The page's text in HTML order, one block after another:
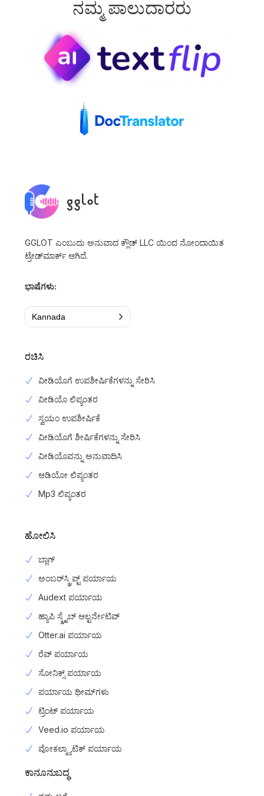
ನಮ್ಮ ಪಾಲುದಾರರು
GGLOT ಎಂಬುದು ಅನುವಾದ ಕ್ಲೌಡ್ LLC ಯಿಂದ ನೋಂದಾಯಿತ
ಟ್ರೇಡ್‌ಮಾರ್ಕ್ ಆಗಿದೆ.
ಭಾಷೆಗಳು:
Kannada
ರಚಿಸಿ
ವೀಡಿಯೊಗೆ ಉಪಶೀರ್ಷಿಕೆಗಳನ್ನು ಸೇರಿಸಿ
ವೀಡಿಯೊ ಲಿಪ್ಯಂತರ
ಸ್ವಯಂ ಉಪಶೀರ್ಷಿಕೆ
ವೀಡಿಯೊಗೆ ಶೀರ್ಷಿಕೆಗಳನ್ನು ಸೇರಿಸಿ
ವೀಡಿಯೊವನ್ನು ಅನುವಾದಿಸಿ
ಆಡಿಯೋ ಲಿಪ್ಯಂತರ
Mp3 ಲಿಪ್ಯಂತರ
ಹೋಲಿಸಿ
ಬ್ಲಾಗ್
ಅಂಬರ್‌ಸ್ಕ್ರಿಪ್ಟ್ ಪರ್ಯಾಯ
Audext ಪರ್ಯಾಯ
ಹ್ಯಾಪಿ ಸ್ಕ್ರೈಬ್ ಆಲ್ಟರ್ನೇಟಿವ್
Otter.ai ಪರ್ಯಾಯ
ರೆವ್ ಪರ್ಯಾಯ
ಸೋನಿಕ್ಸ್ ಪರ್ಯಾಯ
ಪರ್ಯಾಯ ಥೀಮ್‌ಗಳು
ಟ್ರಿಂಟ್ ಪರ್ಯಾಯ
Veed.io ಪರ್ಯಾಯ
ವೋಕಲ್ಮ್ಯಾಟಿಕ್ ಪರ್ಯಾಯ
ಕಾನೂನುಬದ್ಧ